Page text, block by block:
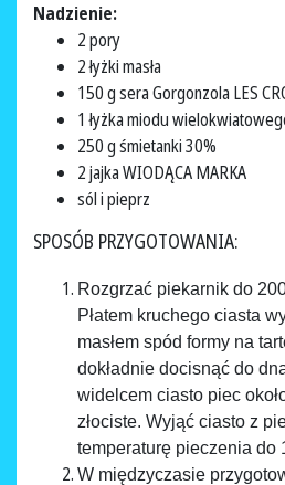
Nadzienie:
2 pory
2 łyżki masła
150 g sera Gorgonzola LES
1 łyżka miodu
250 g śmietanki 30%
2 jajka WIODĄCA MARKA
sól i pieprz
SPOSÓB PRZYGOTOWANIA:
Rozgrzać piekarnik do
Płatem kruchego ciasta
masłem spód formy na
dokładnie docisnąć do
widelcem ciasto piec
złociste. Wyjąć ciasto z
temperaturę pieczenia do
W międzyczasie